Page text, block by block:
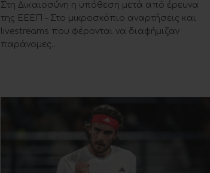
Στη Δικαιοσύνη η υπόθεση μετά από έρευνα
της ΕΕΕΠ – Στο μικροσκόπιο αναρτήσεις και
livestreams που φέρονται να διαφήμιζαν
παράνομες...